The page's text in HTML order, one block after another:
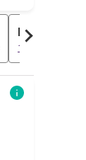
Maisonette
1974 ergebnisse